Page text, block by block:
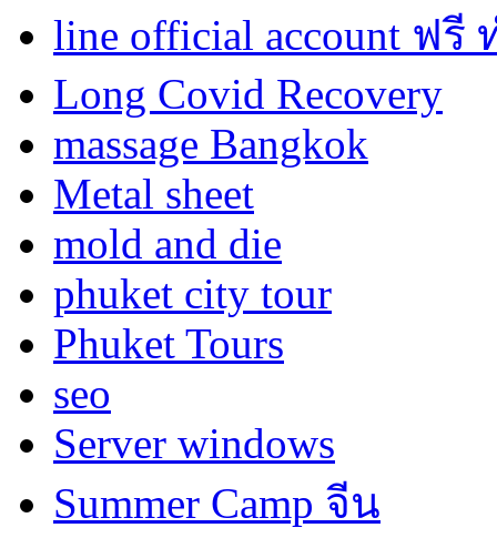
line official account ฟรี
Long Covid Recovery
massage Bangkok
Metal sheet
mold and die
phuket city tour
Phuket Tours
seo
Server windows
Summer Camp จีน